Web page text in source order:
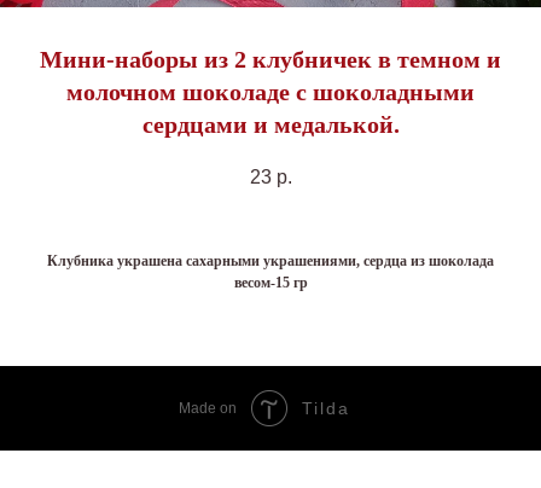
Мини-наборы из 2 клубничек в темном и
молочном шоколаде с шоколадными
сердцами и медалькой.
23 р.
Клубника украшена сахарными украшениями, сердца из шоколада
весом-15 гр
Made on Tilda